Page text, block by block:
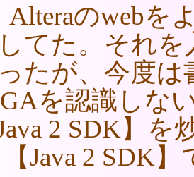
のwebを
てた。それ
たが、今度
を認識しな
2 SDK】を
Java 2 SDK】